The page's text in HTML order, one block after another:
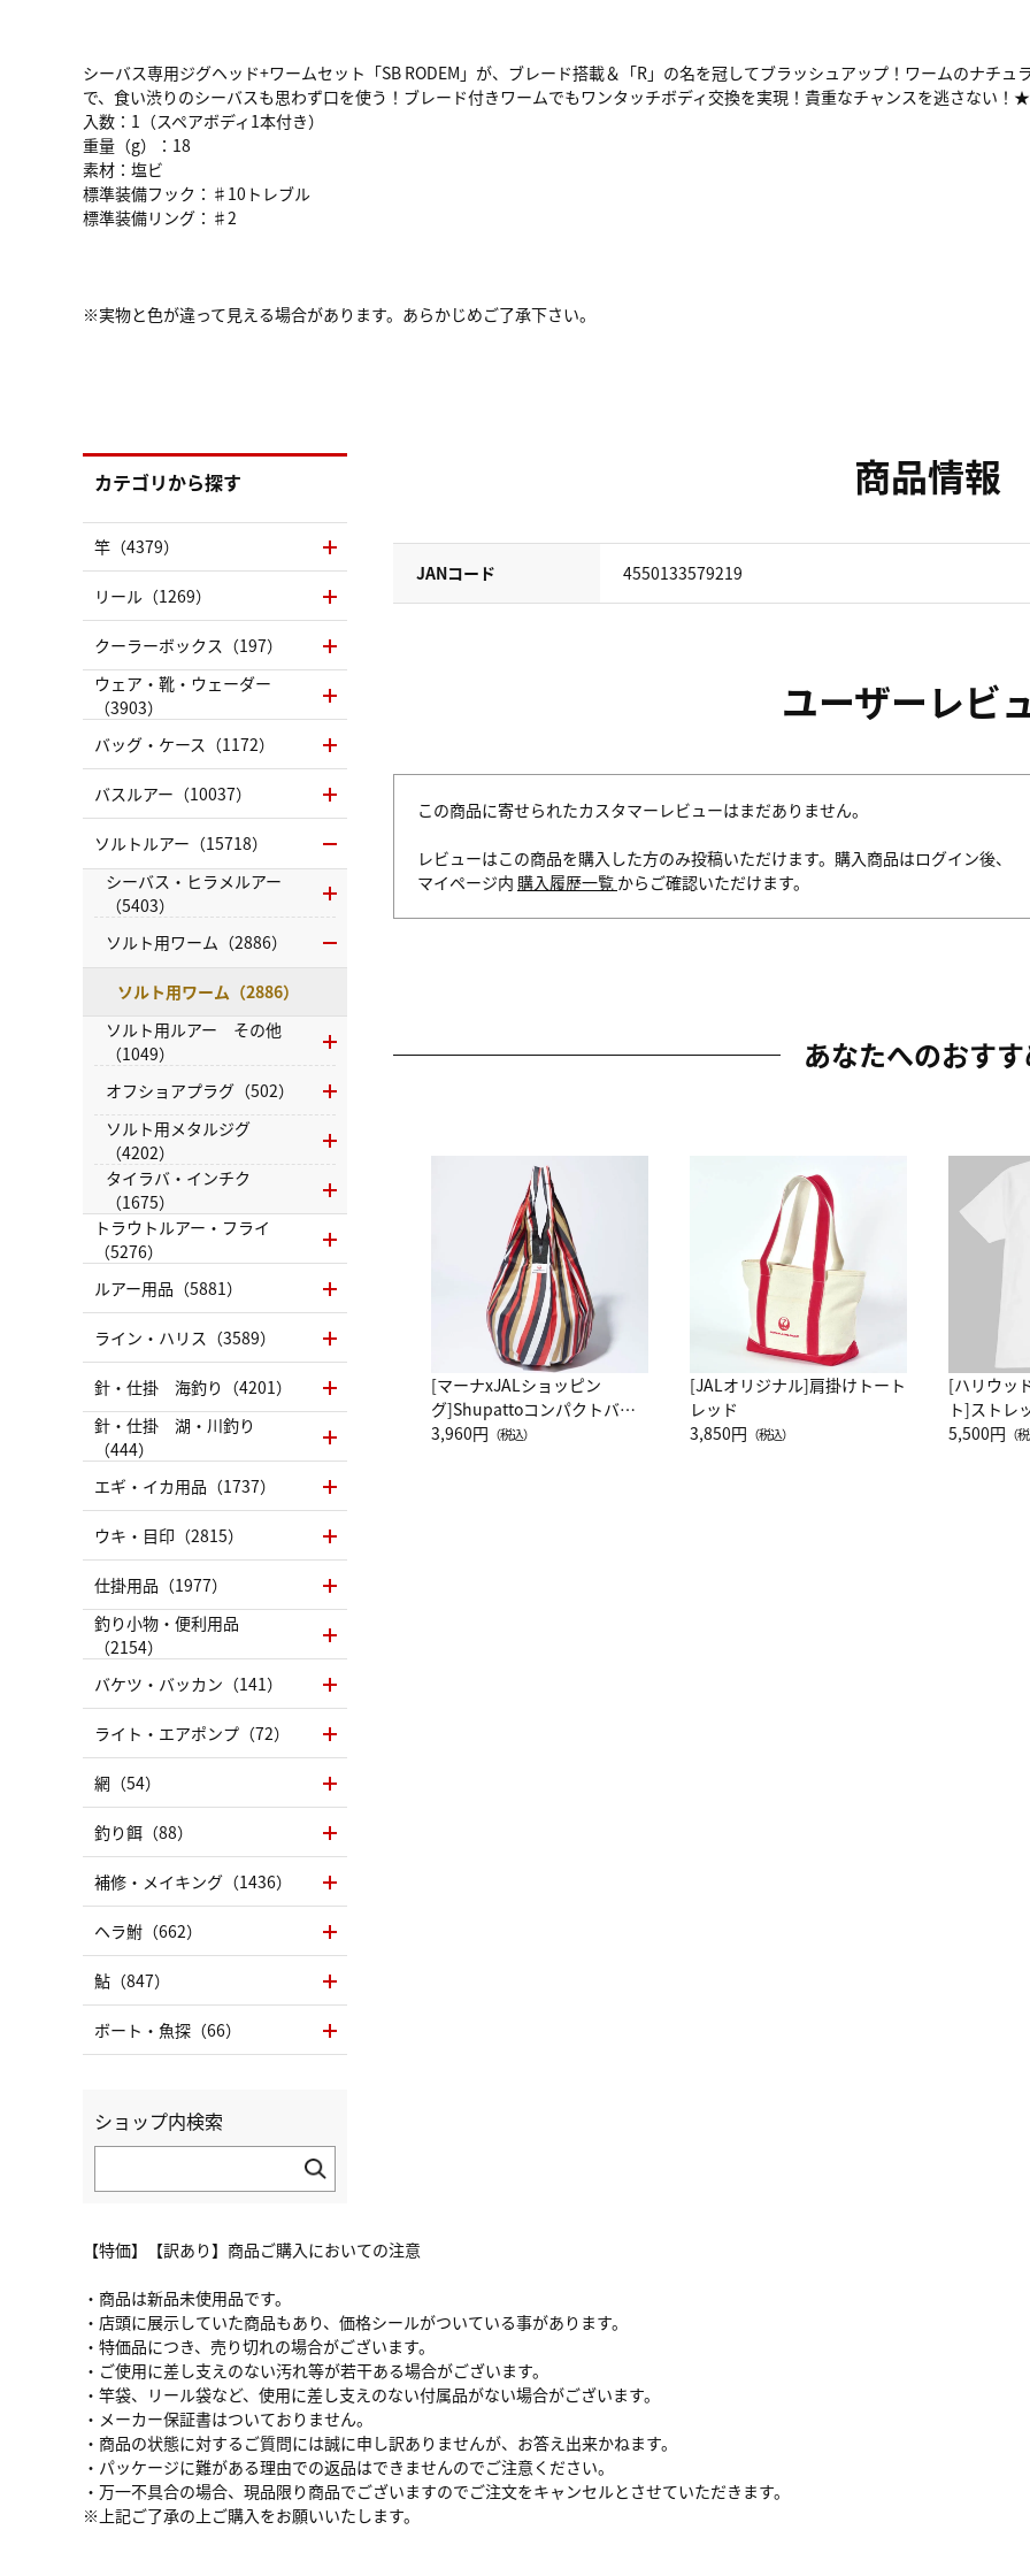
シーバス専用ジグヘッド+ワームセット「SB RODEM」が、ブレード搭載＆「R」の名を冠してブラッシュアップ！ワームのナチ
で、食い渋りのシーバスも思わず口を使う！ブレード付きワームでもワンタッチボディ交換を実現！貴重なチャンスを逃さない
入数：1（スペアボディ1本付き）
重量（g）：18
素材：塩ビ
標準装備フック：♯10トレブル
標準装備リング：♯2
※実物と色が違って見える場合があります。あらかじめご了承下さい。
商品情報
JANコード 4550133579219
ユーザーレビ
この商品に寄せられたカスタマーレビューはまだありません。
レビューはこの商品を購入した方のみ投稿いただけます。購入商品はログイン後、
マイページ内 購入履歴一覧 からご確認いただけます。
あなたへのおす
[マーナxJALショッピン
グ]Shupattoコンパクトバッ
グ Drop JAL客室乗務員
3,960円 （税込）
[JALオリジナル]肩掛けトート
レッド
3,850円 （税込）
[ハリウッ
ト]ストレ
ーネック
5,500円 （
【特価】【訳あり】商品ご購入においての注意
・商品は新品未使用品です。
・店頭に展示していた商品もあり、価格シールがついている事があります。
・特価品につき、売り切れの場合がございます。
・ご使用に差し支えのない汚れ等が若干ある場合がございます。
・竿袋、リール袋など、使用に差し支えのない付属品がない場合がございます。
・メーカー保証書はついておりません。
・商品の状態に対するご質問には誠に申し訳ありませんが、お答え出来かねます。
・パッケージに難がある理由での返品はできませんのでご注意ください。
・万一不具合の場合、現品限り商品でございますのでご注文をキャンセルとさせていただきます。
※上記ご了承の上ご購入をお願いいたします。
カテゴリから探す
竿（4379）
リール（1269）
クーラーボックス（197）
ウェア・靴・ウェーダー
（3903）
バッグ・ケース（1172）
バスルアー（10037）
ソルトルアー（15718）
シーバス・ヒラメルアー
（5403）
ソルト用ワーム（2886）
ソルト用ワーム（2886）
ソルト用ルアー その他
（1049）
オフショアプラグ（502）
ソルト用メタルジグ
（4202）
タイラバ・インチク
（1675）
トラウトルアー・フライ
（5276）
ルアー用品（5881）
ライン・ハリス（3589）
針・仕掛 海釣り（4201）
針・仕掛 湖・川釣り
（444）
エギ・イカ用品（1737）
ウキ・目印（2815）
仕掛用品（1977）
釣り小物・便利用品
（2154）
バケツ・バッカン（141）
ライト・エアポンプ（72）
網（54）
釣り餌（88）
補修・メイキング（1436）
ヘラ鮒（662）
鮎（847）
ボート・魚探（66）
ショップ内検索